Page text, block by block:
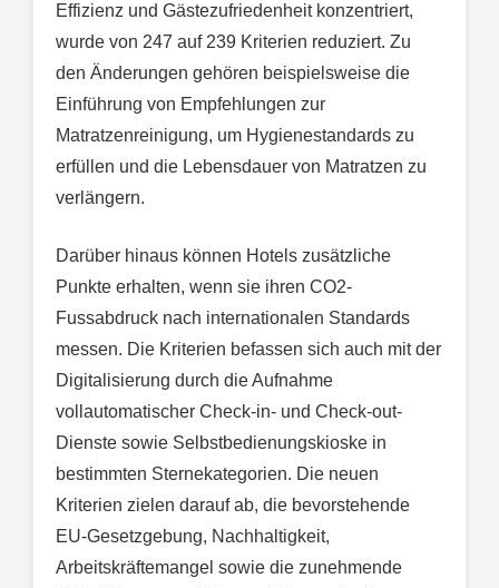
Effizienz und Gästezufriedenheit konzentriert,
wurde von 247 auf 239 Kriterien reduziert. Zu
den Änderungen gehören beispielsweise die
Einführung von Empfehlungen zur
Matratzenreinigung, um Hygienestandards zu
erfüllen und die Lebensdauer von Matratzen zu
verlängern.
Darüber hinaus können Hotels zusätzliche
Punkte erhalten, wenn sie ihren CO2-
Fussabdruck nach internationalen Standards
messen. Die Kriterien befassen sich auch mit der
Digitalisierung durch die Aufnahme
vollautomatischer Check-in- und Check-out-
Dienste sowie Selbstbedienungskioske in
bestimmten Sternekategorien. Die neuen
Kriterien zielen darauf ab, die bevorstehende
EU-Gesetzgebung, Nachhaltigkeit,
Arbeitskräftemangel sowie die zunehmende